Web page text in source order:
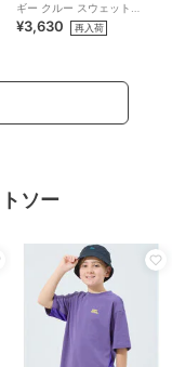
ギー クルー スウェット
120cm～170cm
¥3,630 再入荷
ソー